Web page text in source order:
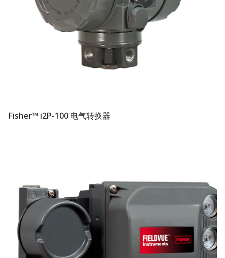
Fisher™ i2P-100 电气转换器